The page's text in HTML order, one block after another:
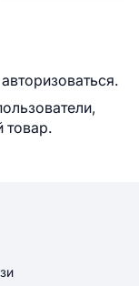
товар.